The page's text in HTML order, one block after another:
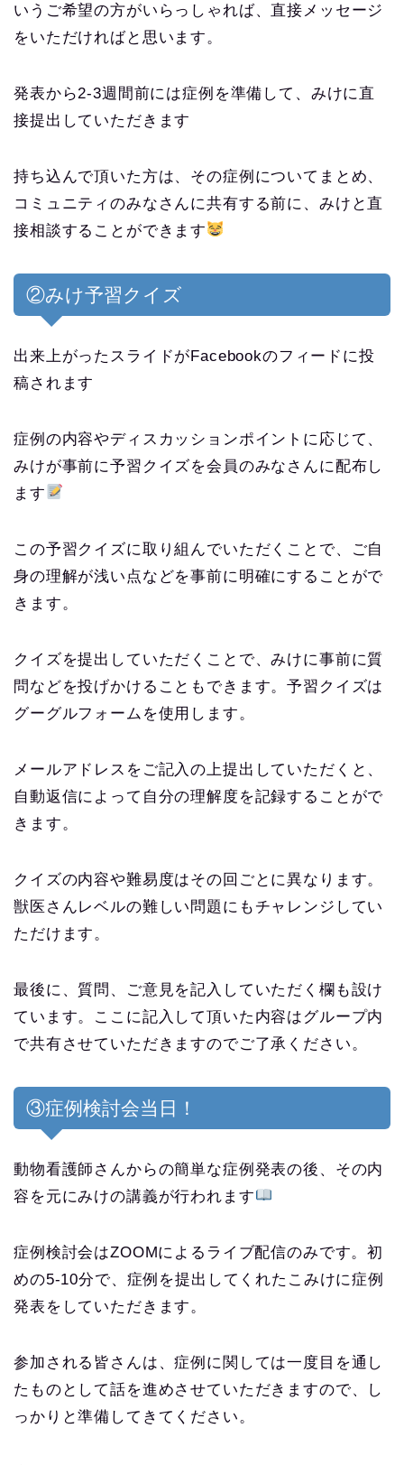
いうご希望の方がいらっしゃれば、直接メッセージ
をいただければと思います。
発表から2-3週間前には症例を準備して、みけに直
接提出していただきます
持ち込んで頂いた方は、その症例についてまとめ、
コミュニティのみなさんに共有する前に、みけと直
接相談することができます
②みけ予習クイズ
出来上がったスライドがFacebookのフィードに投
稿されます
症例の内容やディスカッションポイントに応じて、
みけが事前に予習クイズを会員のみなさんに配布し
ます
この予習クイズに取り組んでいただくことで、ご自
身の理解が浅い点などを事前に明確にすることがで
きます。
クイズを提出していただくことで、みけに事前に質
問などを投げかけることもできます。予習クイズは
グーグルフォームを使用します。
メールアドレスをご記入の上提出していただくと、
自動返信によって自分の理解度を記録することがで
きます。
クイズの内容や難易度はその回ごとに異なります。
獣医さんレベルの難しい問題にもチャレンジしてい
ただけます。
最後に、質問、ご意見を記入していただく欄も設け
ています。ここに記入して頂いた内容はグループ内
で共有させていただきますのでご了承ください。
③症例検討会当日！
動物看護師さんからの簡単な症例発表の後、その内
容を元にみけの講義が行われます
症例検討会はZOOMによるライブ配信のみです。初
めの5-10分で、症例を提出してくれたこみけに症例
発表をしていただきます。
参加される皆さんは、症例に関しては一度目を通し
たものとして話を進めさせていただきますので、し
っかりと準備してきてください。